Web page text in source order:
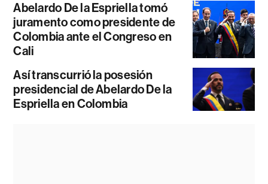
Abelardo De la Espriella tomó
juramento como presidente de
Colombia ante el Congreso en
Cali
Así transcurrió la posesión
presidencial de Abelardo De la
Espriella en Colombia